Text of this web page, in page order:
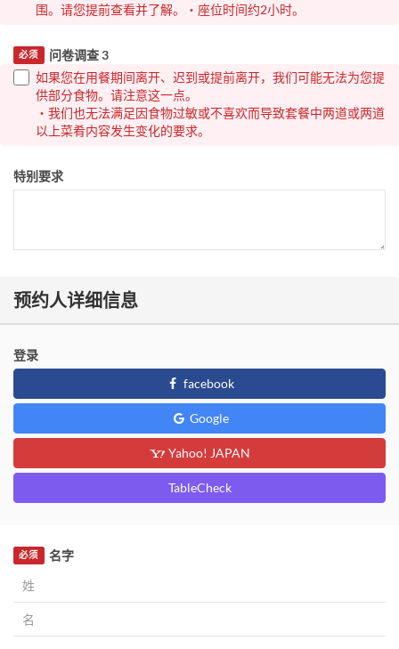
围。请您提前查看并了解。・座位时间约2小时。
问卷调查 3
必须
如果您在用餐期间离开、迟到或提前离开，我们可能无法为您提
供部分食物。请注意这一点。
・我们也无法满足因食物过敏或不喜欢而导致套餐中两道或两道
以上菜肴内容发生变化的要求。
特别要求
预约人详细信息
登录
facebook
Google
Yahoo! JAPAN
TableCheck
名字
必须